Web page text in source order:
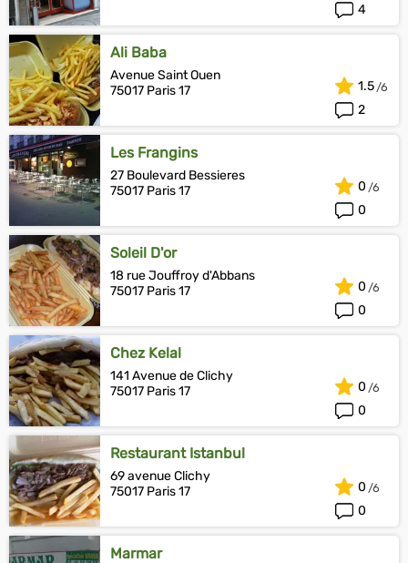
4
Ali Baba
Avenue Saint Ouen
75017 Paris 17
2
1.5
Les Frangins
27 Boulevard Bessieres
75017 Paris 17
0
0
Soleil D'or
18 rue Jouffroy d'Abbans
75017 Paris 17
0
0
Chez Kelal
141 Avenue de Clichy
75017 Paris 17
0
0
Restaurant Istanbul
69 avenue Clichy
75017 Paris 17
0
0
Marmar